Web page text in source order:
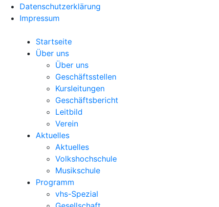
Datenschutzerklärung
Impressum
Startseite
Über uns
Über uns
Geschäftsstellen
Kursleitungen
Geschäftsbericht
Leitbild
Verein
Aktuelles
Aktuelles
Volkshochschule
Musikschule
Programm
vhs-Spezial